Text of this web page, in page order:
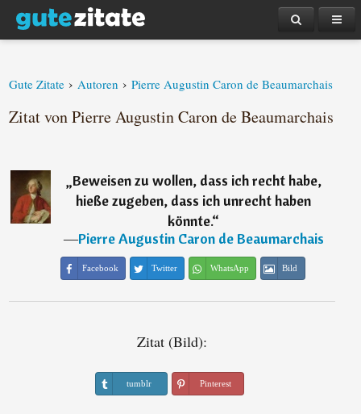
Gute Zitate › Autoren › Pierre Augustin Caron de Beaumarchais
Zitat von Pierre Augustin Caron de Beaumarchais
„Beweisen zu wollen, dass ich recht habe,
hieße zugeben, dass ich unrecht haben
könnte.“
―Pierre Augustin Caron de Beaumarchais
Facebook Twitter WhatsApp Bild
Zitat (Bild):
tumblr Pinterest